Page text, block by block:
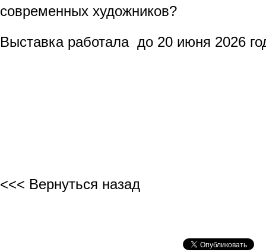
современных художников?
Выставка работала до 20 июня 2026
<<< Вернуться назад